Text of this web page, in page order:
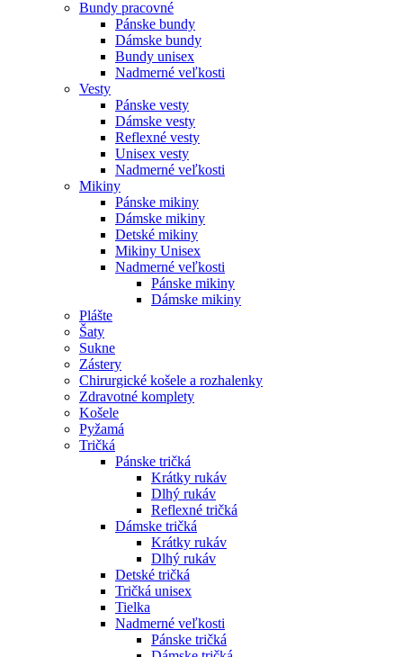
Bundy pracovné
Pánske bundy
Dámske bundy
Bundy unisex
Nadmerné veľkosti
Vesty
Pánske vesty
Dámske vesty
Reflexné vesty
Unisex vesty
Nadmerné veľkosti
Mikiny
Pánske mikiny
Dámske mikiny
Detské mikiny
Mikiny Unisex
Nadmerné veľkosti
Pánske mikiny
Dámske mikiny
Plášte
Šaty
Sukne
Zástery
Chirurgické košele a rozhalenky
Zdravotné komplety
Košele
Pyžamá
Tričká
Pánske tričká
Krátky rukáv
Dlhý rukáv
Reflexné tričká
Dámske tričká
Krátky rukáv
Dlhý rukáv
Detské tričká
Tričká unisex
Tielka
Nadmerné veľkosti
Pánske tričká